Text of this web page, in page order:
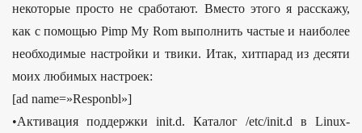
некоторые просто не сработают. Вместо этого я расскажу,
как с помощью Pimp My Rom выполнить частые и наиболее
необходимые настройки и твики. Итак, хитпарад из десяти
моих любимых настроек:
[ad name=»Responbl»]
•Активация поддержки init.d. Каталог /etc/init.d в Linux-